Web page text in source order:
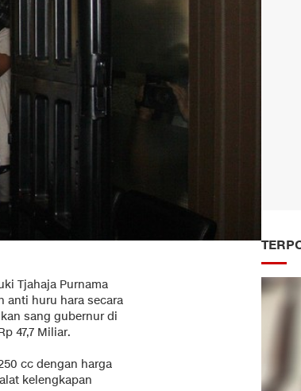
Tjahaja Purnama
anti huru hara secara
sang gubernur di
47,7 Miliar.
cc dengan harga
kelengkapan